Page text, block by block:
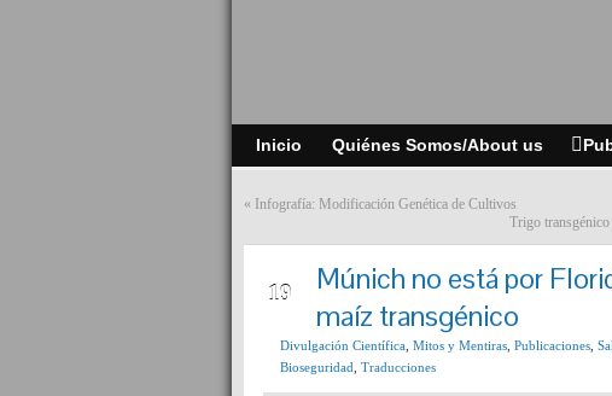
Inicio Quiénes Somos/About us
« Infografía: Modificación Genética de Cultivos
Trigo transgénico
19
Múnich no está por
maíz transgénico
Divulgación Científica Mitos y Mentiras Publicaciones
Bioseguridad Traducciones